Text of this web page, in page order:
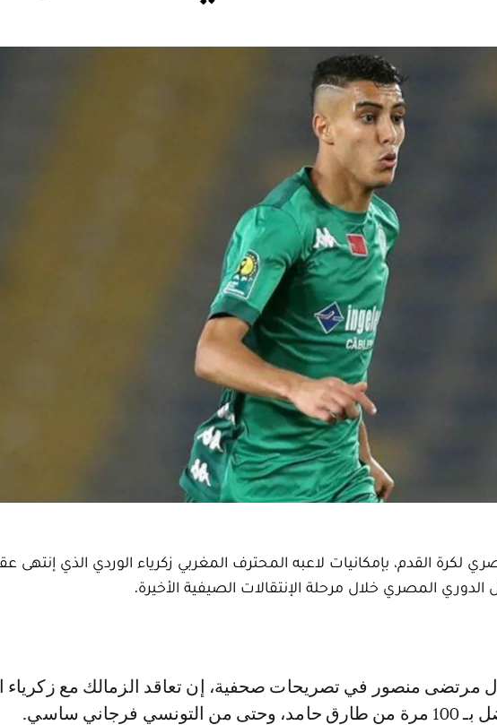
القدم، بإمكانيات لاعبه المحترف المغربي زكرياء الوردي الذي إنتهى
المصري خلال مرحلة الإنتقالات الصيفية الأخيرة.
وحتى من التونسي فرجاني ساسي.